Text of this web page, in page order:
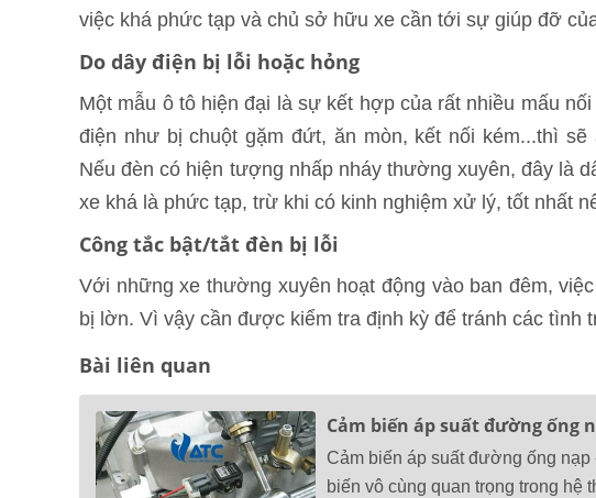
việc khá phức tạp và chủ sở hữu xe cần tới sự giúp đỡ
Do dây điện bị lỗi hoặc hỏng
Một mẫu ô tô hiện đại là sự kết hợp của rất nhiều mấu
điện như bị chuột gặm đứt, ăn mòn, kết nối kém...thì
Nếu đèn có hiện tượng nhấp nháy thường xuyên, đây là
xe khá là phức tạp, trừ khi có kinh nghiệm xử lý, tốt nhất
Công tắc bật/tắt đèn bị lỗi
Với những xe thường xuyên hoạt động vào ban đêm,
bị lờn. Vì vậy cần được kiểm tra định kỳ để tránh các tình
Bài liên quan
Cảm biến áp suất đường ống
Cảm biến áp suất đường ống
biến vô cùng quan trọng trong hệ